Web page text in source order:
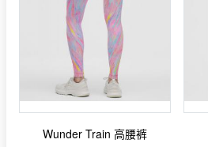
Wunder Train 高腰裤